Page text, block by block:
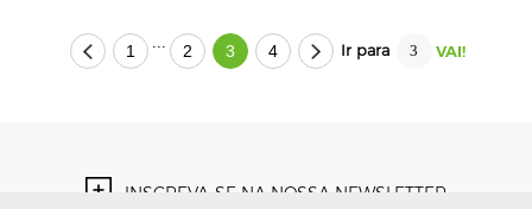
1
...
2 3 4 Ir para
INSCREVA-SE NA NOSSA NEWSLETTER